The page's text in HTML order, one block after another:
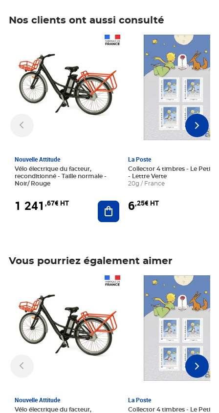
Nos clients ont aussi consulté
Nouvelle Attitude
Vélo électrique du facteur,
reconditionné - Taille normale -
Noir/ Rouge
1 241 ,67€ HT Ajouter au panier
La Poste
Collector 4 timbres - Le Petit
- Lettre Verte
20g / France
6,25€ HT
Prix 6,25€ HT
Vous pourriez également aimer
Nouvelle Attitude
Vélo électrique du facteur,
La Poste
Collector 4 timbres - Le Petit
Prix 6,25€ HT